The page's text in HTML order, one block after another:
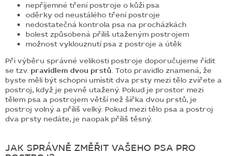
nepříjemné tření postroje o kůži psa
oděrky od neustálého tření postroje
nedostatečná kontrola psa na procházkách
bolest způsobená příliš utaženým postrojem
možnost vyklouznutí psa z postroje a útěk
Při výběru správné velikosti postroje doporučujeme řídit
se tzv. pravidlem dvou prstů. Toto pravidlo znamená, že
byste měli být schopni umístit dva prsty mezi tělo zvířete a
postroj, když je pevně utažený. Pokud je prostor mezi
tělem psa a postrojem větší než šířka dvou prstů, je
postroj volný a příliš velký. Pokud mezi tělo psa a postroj
dva prsty nedáte, je naopak příliš těsný.
JAK SPRÁVNĚ ZMĚŘIT VAŠEHO PSA PRO